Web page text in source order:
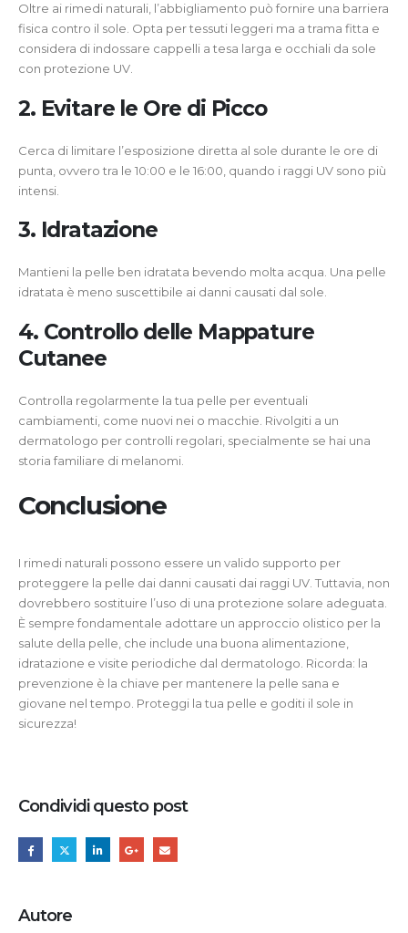
Oltre ai rimedi naturali, l’abbigliamento può fornire una barriera
fisica contro il sole. Opta per tessuti leggeri ma a trama fitta e
considera di indossare cappelli a tesa larga e occhiali da sole
con protezione UV.
2. Evitare le Ore di Picco
Cerca di limitare l’esposizione diretta al sole durante le ore di
punta, ovvero tra le 10:00 e le 16:00, quando i raggi UV sono più
intensi.
3. Idratazione
Mantieni la pelle ben idratata bevendo molta acqua. Una pelle
idratata è meno suscettibile ai danni causati dal sole.
4. Controllo delle Mappature
Cutanee
Controlla regolarmente la tua pelle per eventuali
cambiamenti, come nuovi nei o macchie. Rivolgiti a un
dermatologo per controlli regolari, specialmente se hai una
storia familiare di melanomi.
Conclusione
I rimedi naturali possono essere un valido supporto per
proteggere la pelle dai danni causati dai raggi UV. Tuttavia, non
dovrebbero sostituire l’uso di una protezione solare adeguata.
È sempre fondamentale adottare un approccio olistico per la
salute della pelle, che include una buona alimentazione,
idratazione e visite periodiche dal dermatologo. Ricorda: la
prevenzione è la chiave per mantenere la pelle sana e
giovane nel tempo. Proteggi la tua pelle e goditi il sole in
sicurezza!
Condividi questo post
Autore